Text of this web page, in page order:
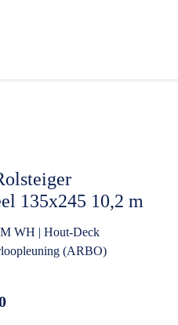
135x245 10,2 m
Dubbele
incl.
DeLuxe
WH | Hout-Deck
(ARBO)